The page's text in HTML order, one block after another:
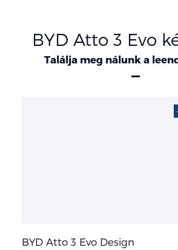
BYD Atto 3 Evo
Találja meg nálunk a
BYD Atto 3 Evo Design